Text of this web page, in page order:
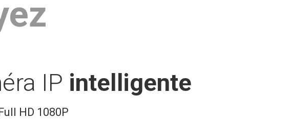
IP intelligente
HD 1080P